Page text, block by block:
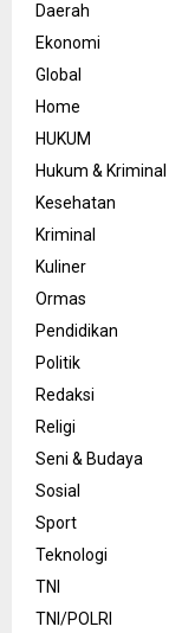
Daerah
Ekonomi
Global
Home
HUKUM
Hukum & Kriminal
Kesehatan
Kriminal
Kuliner
Ormas
Pendidikan
Politik
Redaksi
Religi
Seni & Budaya
Sosial
Sport
Teknologi
TNI
TNI/POLRI